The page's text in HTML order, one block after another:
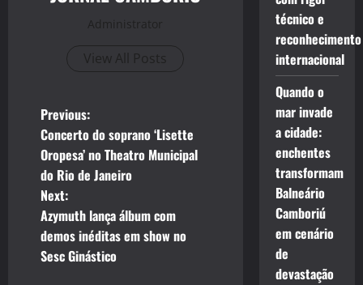
Administrator
View All Posts
P
o
s
t
n
Previous:
Concerto do soprano ‘Lisette
Oropesa’ no Theatro Municipal
do Rio de Janeiro
Next:
Azymuth lança álbum com
demos inéditas em show no
Sesc Ginástico
técnico e
reconhecimento
internacional
Quando o
mar invade
a cidade:
enchentes
transformam
Balneário
Camboriú
em cenário
de
devastação